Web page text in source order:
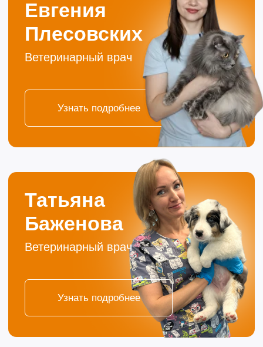
vet@morda72.ru
Контакты
Нажимая кнопку «Отправить», вы соглашаетесь
ул. Малыгина, 4